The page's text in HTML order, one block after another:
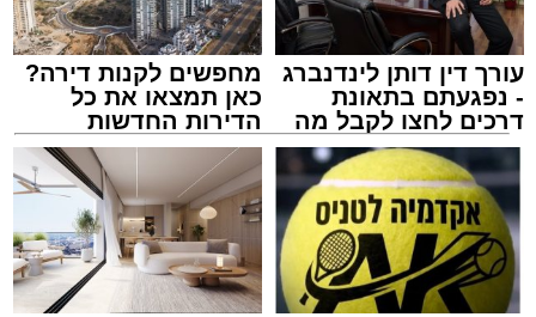
עורך דין דותן לינדנברג
- נפגעתם בתאונת
דרכים לחצו לקבל מה
שמגיע לכם
מחפשים לקנות דירה?
כאן תמצאו את כל
הדירות החדשות
למכירה באשדוד >>>